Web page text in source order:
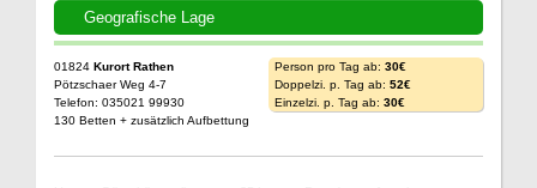
Geografische Lage
01824 Kurort Rathen
Pötzschaer Weg 4-7
Telefon: 035021 99930
130 Betten + zusätzlich Aufbettung
Person pro Tag ab: 30€
Doppelzi. p. Tag ab: 52€
Einzelzi. p. Tag ab: 30€